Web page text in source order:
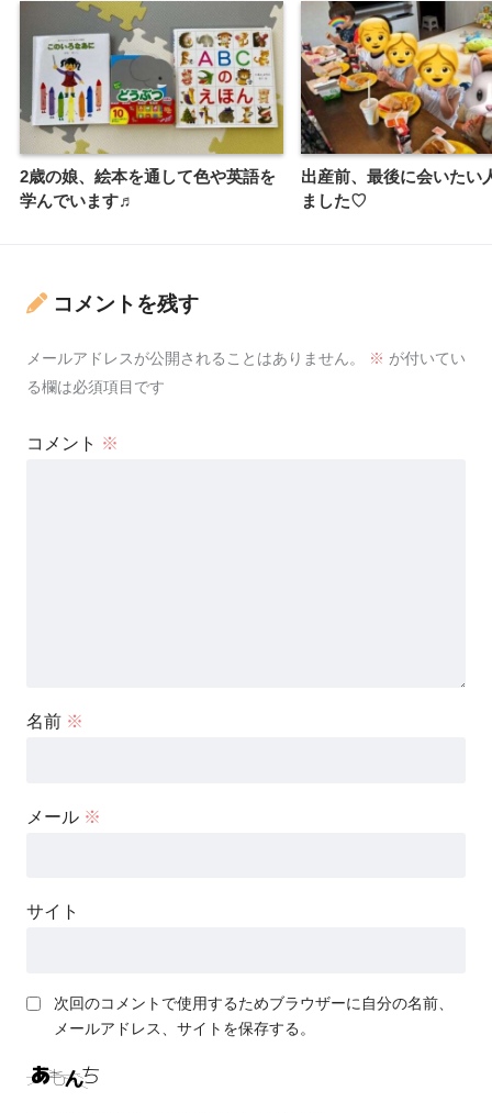
2歳の娘、絵本を通して色や英語を
学んでいます♬
出産前、最後に会いたい
ました♡
コメントを残す
メールアドレスが公開されることはありません。 ※ が付いてい
る欄は必須項目です
コメント ※
名前 ※
メール ※
サイト
次回のコメントで使用するためブラウザーに自分の名前、
メールアドレス、サイトを保存する。